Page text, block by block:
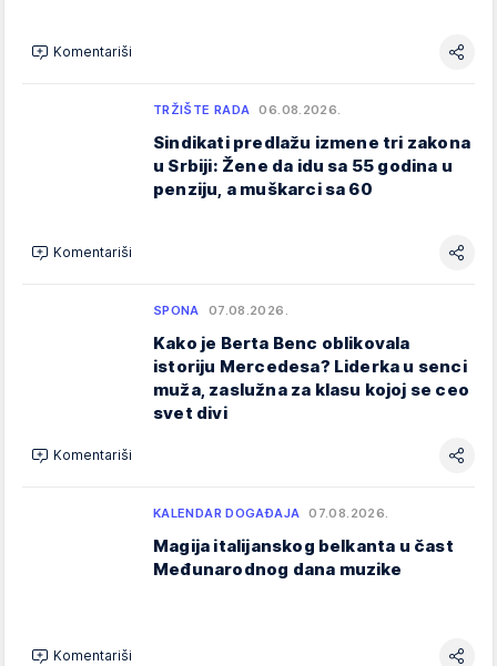
Komentariši
TRŽIŠTE RADA 06.08.2026.
Sindikati predlažu izmene tri zakona
u Srbiji: Žene da idu sa 55 godina u
penziju, a muškarci sa 60
Komentariši
SPONA 07.08.2026.
Kako je Berta Benc oblikovala
istoriju Mercedesa? Liderka u senci
muža, zaslužna za klasu kojoj se ceo
svet divi
Komentariši
KALENDAR DOGAĐAJA 07.08.2026.
Magija italijanskog belkanta u čast
Međunarodnog dana muzike
Komentariši